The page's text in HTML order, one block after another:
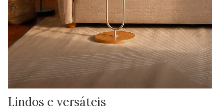
Lindos e versáteis